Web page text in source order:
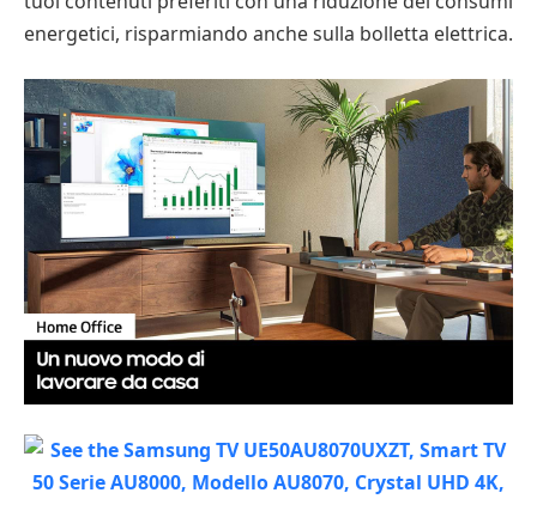
energetici, risparmiando anche sulla bolletta elettrica.